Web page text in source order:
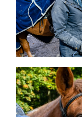
Gewinnspiele